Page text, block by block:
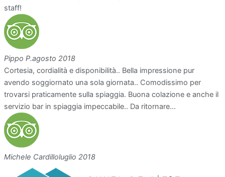
staff!
Pippo P.agosto 2018
Cortesia, cordialità e disponibilità.. Bella impressione pur
avendo soggiornato una sola giornata.. Comodissimo per
trovarsi praticamente sulla spiaggia. Buona colazione e anche il
servizio bar in spiaggia impeccabile.. Da ritornare...
Michele Cardilloluglio 2018